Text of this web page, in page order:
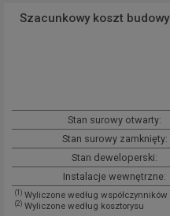
Szacunkowy koszt budowy
Stan surowy otwarty:
Stan surowy zamknięty:
Stan deweloperski:
Instalacje wewnętrzne:
(1) Wyliczone według współczynników
(2) Wyliczone według kosztorysu